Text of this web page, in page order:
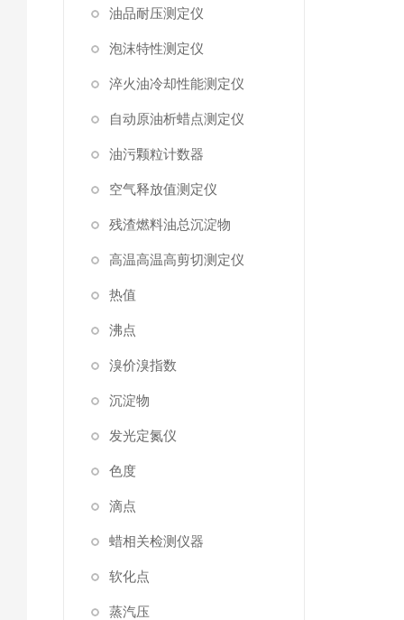
油品耐压测定仪
泡沫特性测定仪
淬火油冷却性能测定仪
自动原油析蜡点测定仪
油污颗粒计数器
空气释放值测定仪
残渣燃料油总沉淀物
高温高温高剪切测定仪
热值
沸点
溴价溴指数
沉淀物
发光定氮仪
色度
滴点
蜡相关检测仪器
软化点
蒸汽压